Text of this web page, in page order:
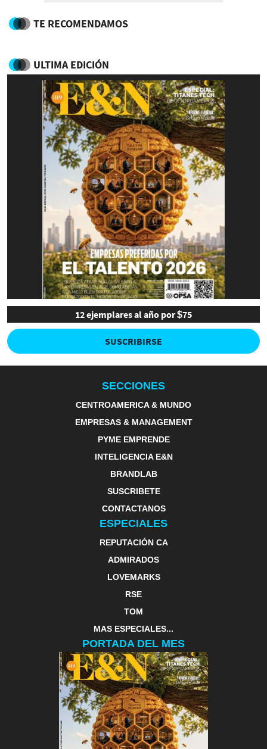
TE RECOMENDAMOS
ULTIMA EDICIÓN
12 ejemplares al año por $75
SUSCRIBIRSE
SECCIONES
CENTROAMERICA & MUNDO
EMPRESAS & MANAGEMENT
PYME EMPRENDE
INTELIGENCIA E&N
BRANDLAB
SUSCRIBETE
CONTACTANOS
ESPECIALES
REPUTACIÓN CA
ADMIRADOS
LOVEMARKS
RSE
TOM
MAS ESPECIALES...
PORTADA DEL MES